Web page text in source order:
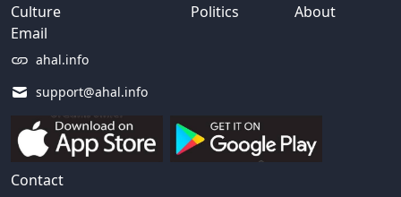
Email
ahal.info
support@ahal.info
Culture
Politics
About
Contact